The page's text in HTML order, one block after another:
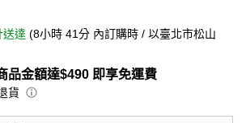
送達 (8小時 41分 內訂購時 / 以臺北市松山
品金額達$490 即享免運費
貨